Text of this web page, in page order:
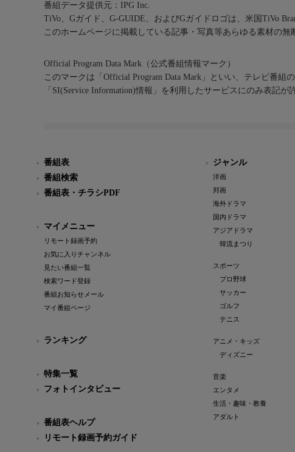
番組データ提供元：IPG Inc.
TiVo、Gガイド、G-GUIDE、およびGガイドロゴは、米国TiVo
このホームページに掲載している記事・写真等あらゆる素材の無
Official Program Data Mark（公式番組情報マーク）
このマークは「Official Program Data Mark」といい、テレビ番組
「SI(Service Information)情報」を利用したサービスにのみ表記が
番組表
番組検索
番組表・チラシPDF
マイメニュー
リモート録画予約
お気に入りチャンネル
見たい番組一覧
検索ワード登録
番組お知らせメール
マイ番組ページ
ランキング
特集一覧
フォトインタビュー
番組表ヘルプ
リモート録画予約ガイド
ジャンル
洋画
邦画
海外ドラマ
国内ドラマ
アジアドラマ
韓流まつり
スポーツ
プロ野球
サッカー
ゴルフ
テニス
アニメ・キッズ
ディズニー
音楽
エンタメ
生活・趣味・教養
アダルト